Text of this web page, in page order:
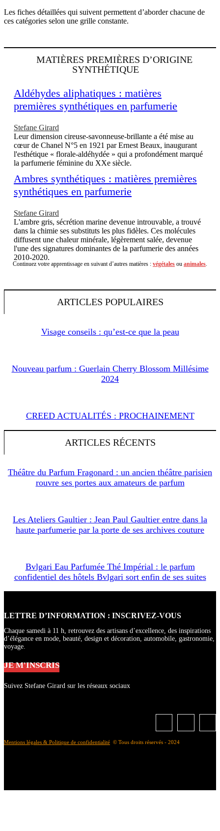
Les fiches détaillées qui suivent permettent d’aborder chacune de
ces catégories selon une grille constante.
MATIÈRES PREMIÈRES D’ORIGINE
SYNTHÉTIQUE
Aldéhydes aliphatiques : matières
premières synthétiques en parfumerie
Stefane Girard
Leur dimension cireuse-savonneuse-brillante a été mise au
cœur de Chanel N°5 en 1921 par Ernest Beaux, inaugurant
l'esthétique « florale-aldéhydée » qui a profondément marqué
la parfumerie féminine du XXe siècle.
Ambres synthétiques : matières premières
synthétiques en parfumerie
Stefane Girard
L'ambre gris, sécrétion marine devenue introuvable, a trouvé
dans la chimie ses substituts les plus fidèles. Ces molécules
diffusent une chaleur minérale, légèrement salée, devenue
l'une des signatures dominantes de la parfumerie des années
2010-2020.
Continuez votre apprentissage en suivant d’autres matières : végétales ou animales.
ARTICLES POPULAIRES
Visage conseils : qu’est-ce que la peau
Nouveau parfum : Guerlain Cherry Blossom Millésime
2024
CREED ACTUALITÉS : PROCHAINEMENT
ARTICLES RÉCENTS
Théâtre du Parfum Fragonard : un ancien théâtre parisien
rouvre ses portes aux amateurs de parfum
Les Ateliers Gaultier : Jean Paul Gaultier entre dans la
haute parfumerie par la porte de ses archives couture
Bvlgari Eau Parfumée Thé Impérial : le parfum
confidentiel des hôtels Bvlgari sort enfin de ses suites
LETTRE D’INFORMATION : INSCRIVEZ-VOUS
Chaque samedi à 11 h, retrouvez des artisans d’excellence, des inspirations
d’élégance en mode, beauté, design et décoration, automobile, gastronomie,
voyage.
JE M'INSCRIS
Suivez Stefane Girard sur les réseaux sociaux
Mentions légales & Politique de confidentialité © Tous droits réservés - 2024